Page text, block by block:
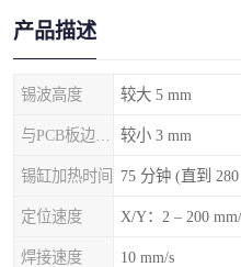
产品描述
锡波高度 较大 5 mm
较小 3 mm
锡缸加热时间 75 分钟 (直到 280
定位速度 X/Y：2 – 200
焊接速度 10 mm/s